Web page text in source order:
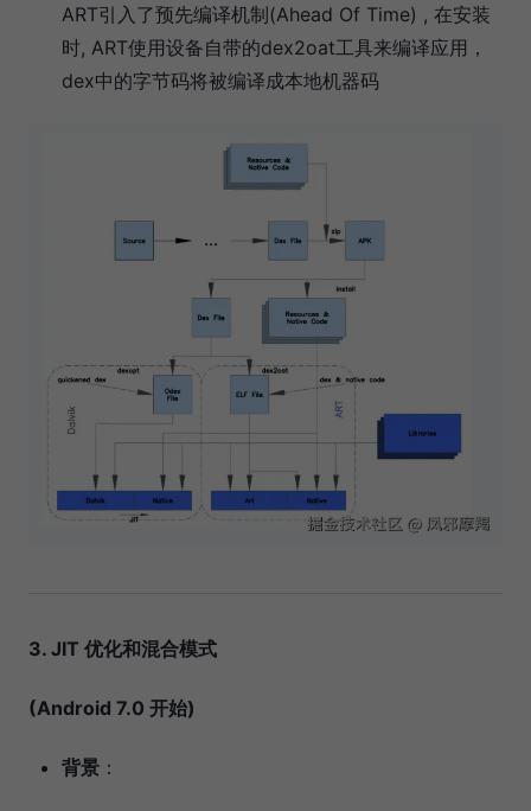
ART引入了预先编译机制(Ahead Of Time) , 在安装
时, ART使用设备自带的dex2oat工具来编译应用，
dex中的字节码将被编译成本地机器码
3. JIT 优化和混合模式
(Android 7.0 开始)
背景 ：